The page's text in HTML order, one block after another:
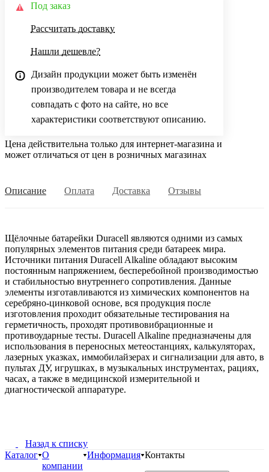
Под заказ
Рассчитать доставку
Нашли дешевле?
Дизайн продукции может быть изменён
производителем товара и не всегда
совпадать с фото на сайте, но все
характеристики соответствуют описанию.
Цена действительна только для интернет-магазина и
может отличаться от цен в розничных магазинах
Описание Оплата Доставка Отзывы
Щёлочные батарейки Duracell являются одними из самых
популярных элементов питания среди батареек мира.
Источники питания Duracell Alkaline обладают высоким
постоянным напряжением, бесперебойной производимостью
и стабильностью внутреннего сопротивления. Данные
элементы изготавливаются из химических компонентов на
серебряно-цинковой основе, вся продукция после
изготовления проходит обязательные тестирования на
герметичность, проходят противовибрационные и
противоударные тесты. Duracell Alkaline предназначены для
использования в переносных метеостанциях, калькуляторах,
лазерных указках, иммобилайзерах и сигнализации для авто, в
пультах ДУ, игрушках, в музыкальных инструментах, рациях,
часах, а также в медицинской измерительной и
диагностической аппаратуре.
Назад к списку
Каталог О
компании
Информация Контакты